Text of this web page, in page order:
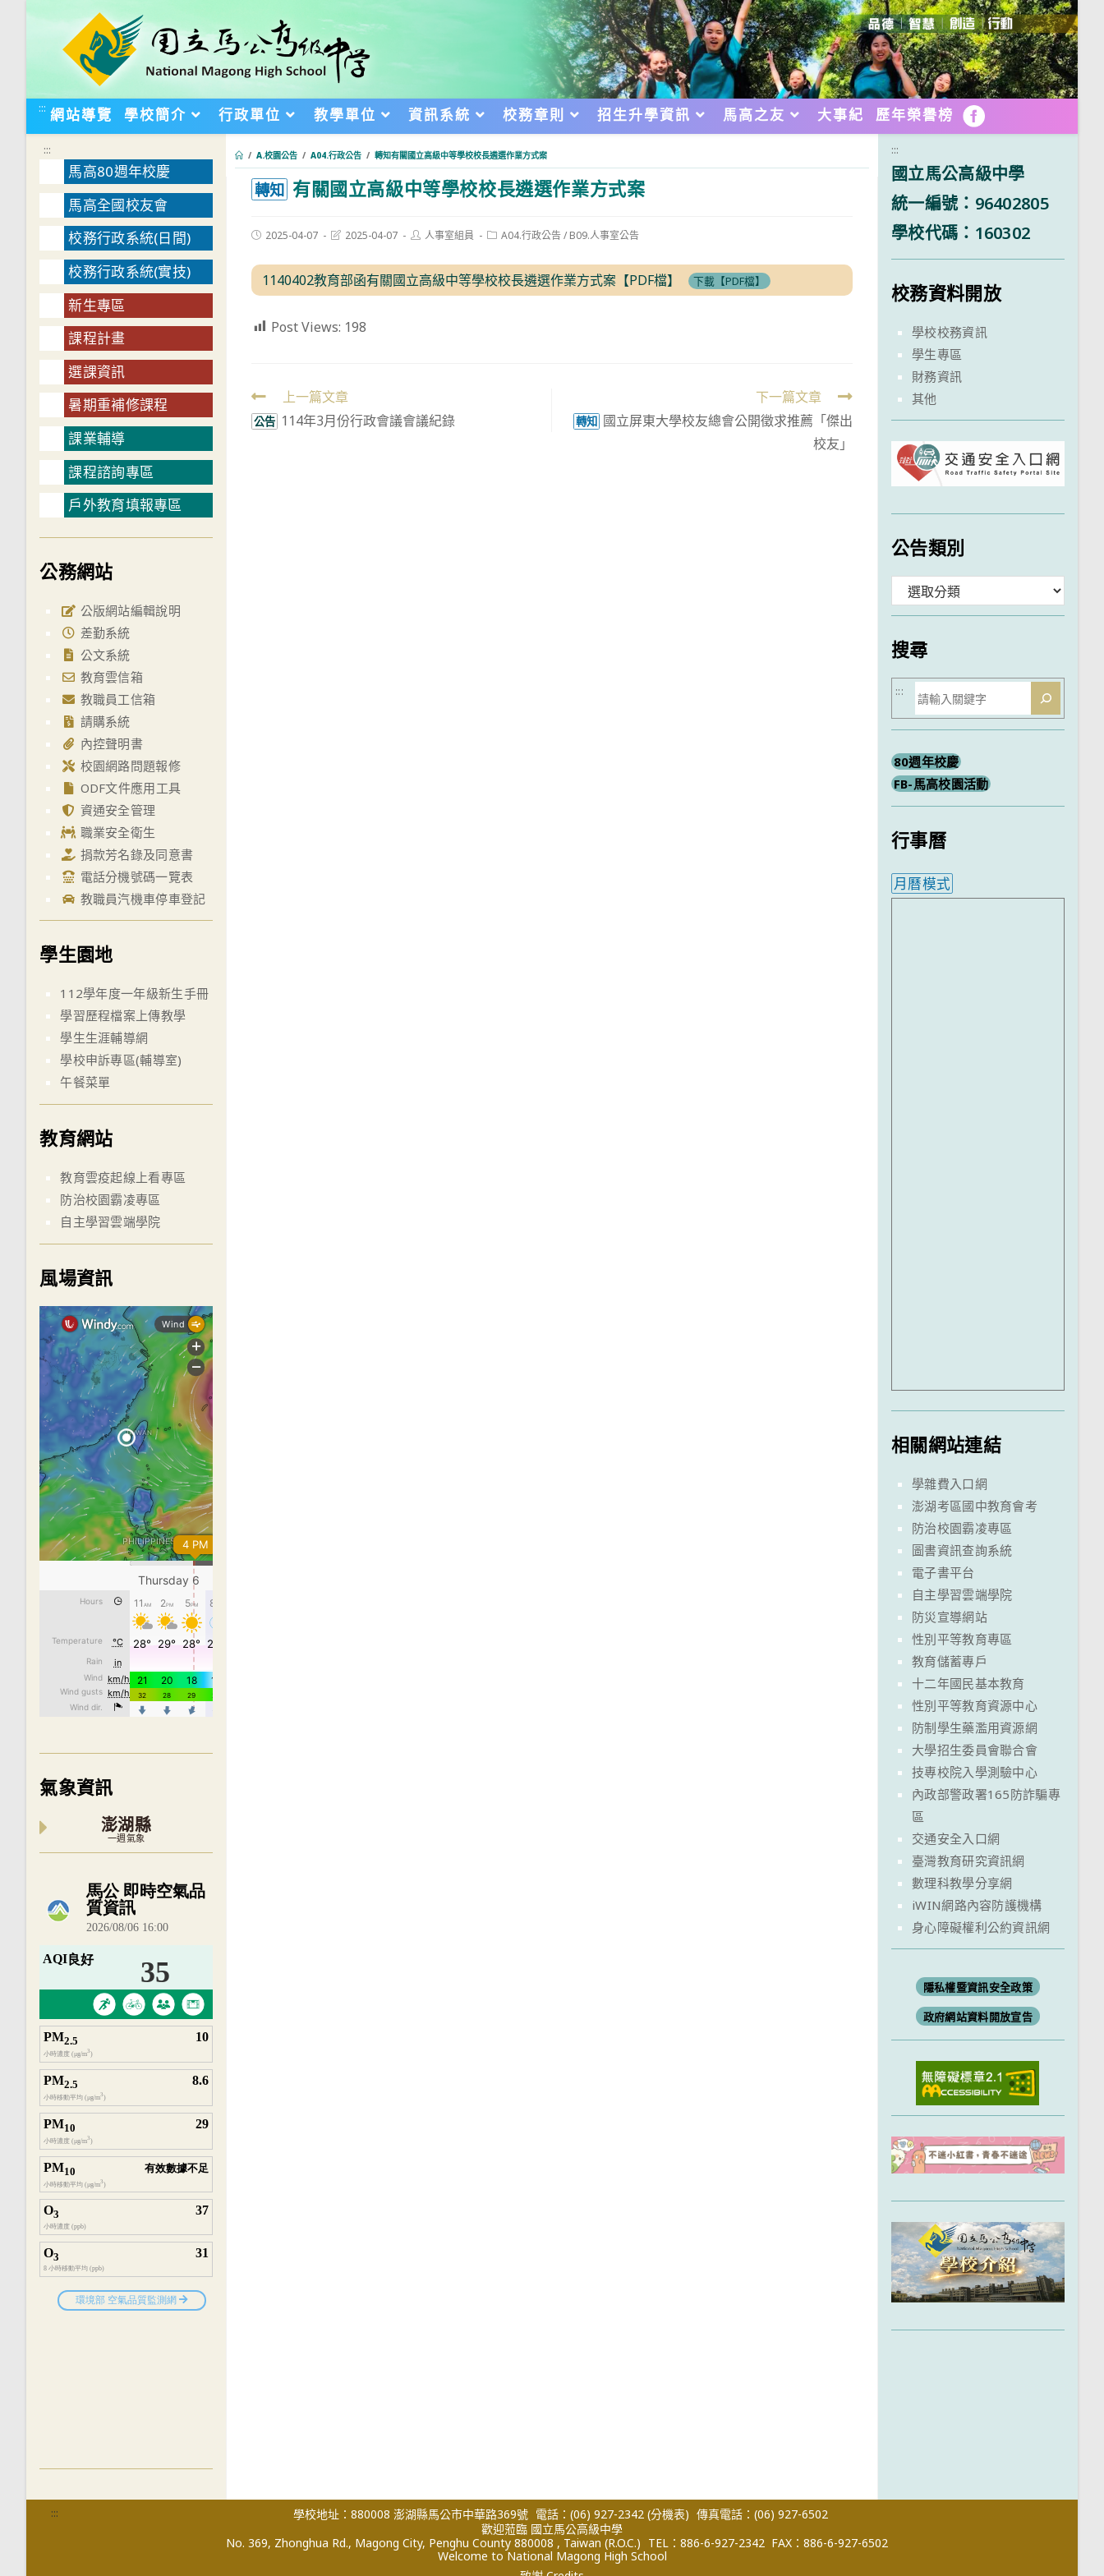
::: 網站導覽 學校簡介 行政單位 教學單位 資訊系統 校務章則 招生升學資訊 馬高之友 大事紀 歷年榮譽榜 FB
/ A.校園公告 / A04.行政公告 / 轉知有關國立高級中等學校校長遴選作業方式案
轉知 有關國立高級中等學校校長遴選作業方式案
Post2025-04-07
Post2025-04-07
Post人事室組員
PostA04.行政公告/ B09.人事室公告
1140402教育部函有關國立高級中等學校校長遴選作業方式案【PDF檔】 下載【PDF檔】
Post Views: 198
Read
more
上一篇文章
公告 114年3月份行政會議會議紀錄
下一篇文章
轉知 國立屏東大學校友總會公開徵求推薦「傑出
校友」
:::
馬高80週年校慶
馬高全國校友會
校務行政系統(日間)
校務行政系統(實技)
新生專區
課程計畫
選課資訊
暑期重補修課程
課業輔導
課程諮詢專區
戶外教育填報專區
公務網站
公版網站編輯說明
差勤系統
公文系統
教育雲信箱
教職員工信箱
請購系統
內控聲明書
校園網路問題報修
ODF文件應用工具
資通安全管理
職業安全衛生
捐款芳名錄及同意書
電話分機號碼一覽表
教職員汽機車停車登記
學生園地
112學年度一年級新生手冊
學習歷程檔案上傳教學
學生生涯輔導網
學校申訴專區(輔導室)
午餐菜單
教育網站
教育雲疫起線上看專區
防治校園霸凌專區
自主學習雲端學院
風場資訊
氣象資訊
澎湖縣
一週氣象
內嵌空氣品質小工具為視覺預覽，完整即時空氣品質資料請開啟
:::
國立馬公高級中學
統一編號：96402805
學校代碼：160302
校務資料開放
學校校務資訊
學生專區
財務資訊
其他
公告類別
類
搜尋
搜
尋
:::
80週年校慶
FB-馬高校園活動
行事曆
月曆模式
相關網站連結
學雜費入口網
澎湖考區國中教育會考
防治校園霸凌專區
圖書資訊查詢系統
電子書平台
自主學習雲端學院
防災宣導網站
性別平等教育專區
教育儲蓄專戶
十二年國民基本教育
性別平等教育資源中心
防制學生藥濫用資源網
大學招生委員會聯合會
技專校院入學測驗中心
內政部警政署165防詐騙專
區
交通安全入口網
臺灣教育研究資訊網
數理科教學分享網
iWIN網路內容防護機構
身心障礙權利公約資訊網
隱私權暨資訊安全政策
政府網站資料開放宣告
::: 學校地址：880008 澎湖縣馬公市中華路369號 電話：(06) 927-2342 (分機表) 傳真電話：(06) 927-6502
歡迎蒞臨 國立馬公高級中學
No. 369, Zhonghua Rd., Magong City, Penghu County 880008 , Taiwan (R.O.C.) TEL：886-6-927-2342 FAX：886-6-927-6502
Welcome to National Magong High School